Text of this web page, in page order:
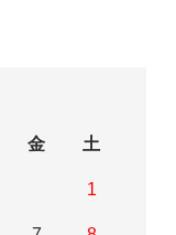
金 土
1